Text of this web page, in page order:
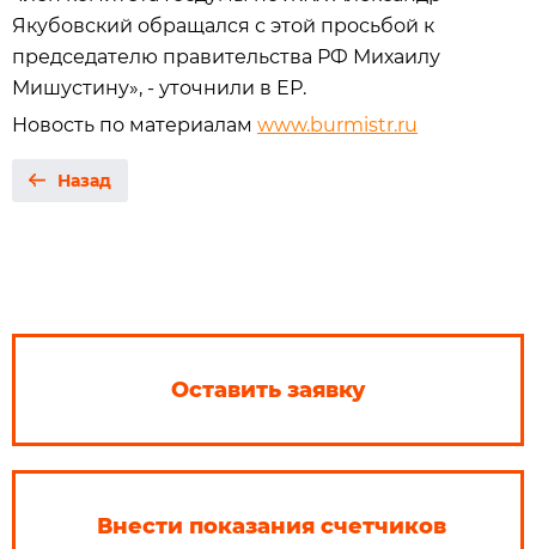
Якубовский обращался с этой просьбой к
председателю правительства РФ Михаилу
Мишустину», - уточнили в ЕР.
Новость по материалам www.burmistr.ru
Назад
Оставить заявку
Внести показания счетчиков